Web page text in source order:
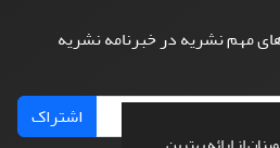
مهم نشریه در خبرنامه نشریه
اشتراک